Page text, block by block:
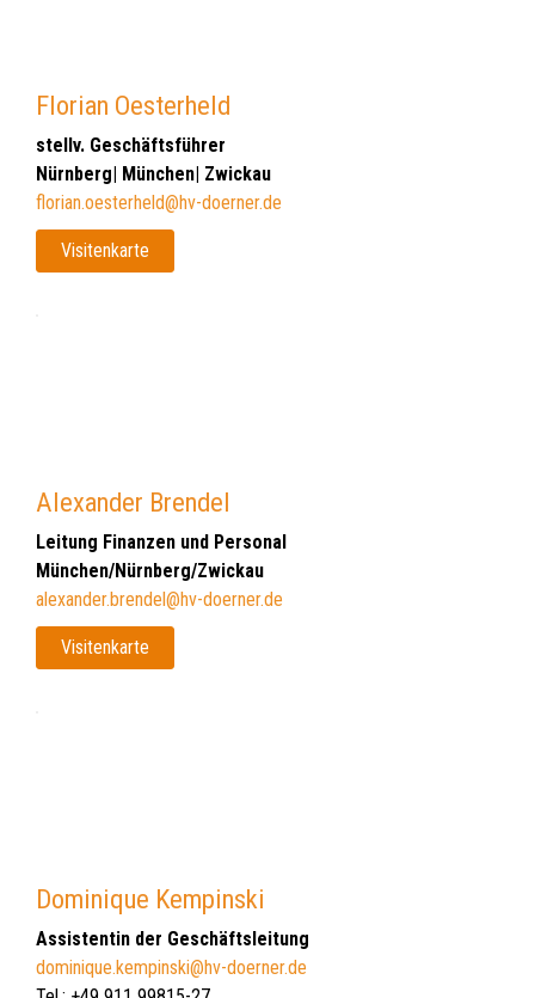
Florian Oesterheld
stellv. Geschäftsführer
Nürnberg| München| Zwickau
florian.oesterheld@hv-doerner.de
Visitenkarte
Alexander Brendel
Leitung Finanzen und Personal
München/Nürnberg/Zwickau
alexander.brendel@hv-doerner.de
Visitenkarte
Dominique Kempinski
Assistentin der Geschäftsleitung
dominique.kempinski@hv-doerner.de